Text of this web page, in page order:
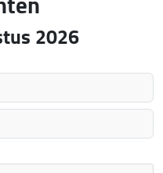
2026